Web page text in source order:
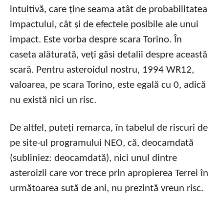
intuitivă, care ține seama atât de probabilitatea
impactului, cât și de efectele posibile ale unui
impact. Este vorba despre scara Torino. În
caseta alăturată, veți găsi detalii despre această
scară. Pentru asteroidul nostru, 1994 WR12,
valoarea, pe scara Torino, este egală cu 0, adică
nu există nici un risc.
De altfel, puteți remarca, în tabelul de riscuri de
pe site-ul programului NEO, că, deocamdată
(subliniez: deocamdată), nici unul dintre
asteroizii care vor trece prin apropierea Terrei în
următoarea sută de ani, nu prezintă vreun risc.